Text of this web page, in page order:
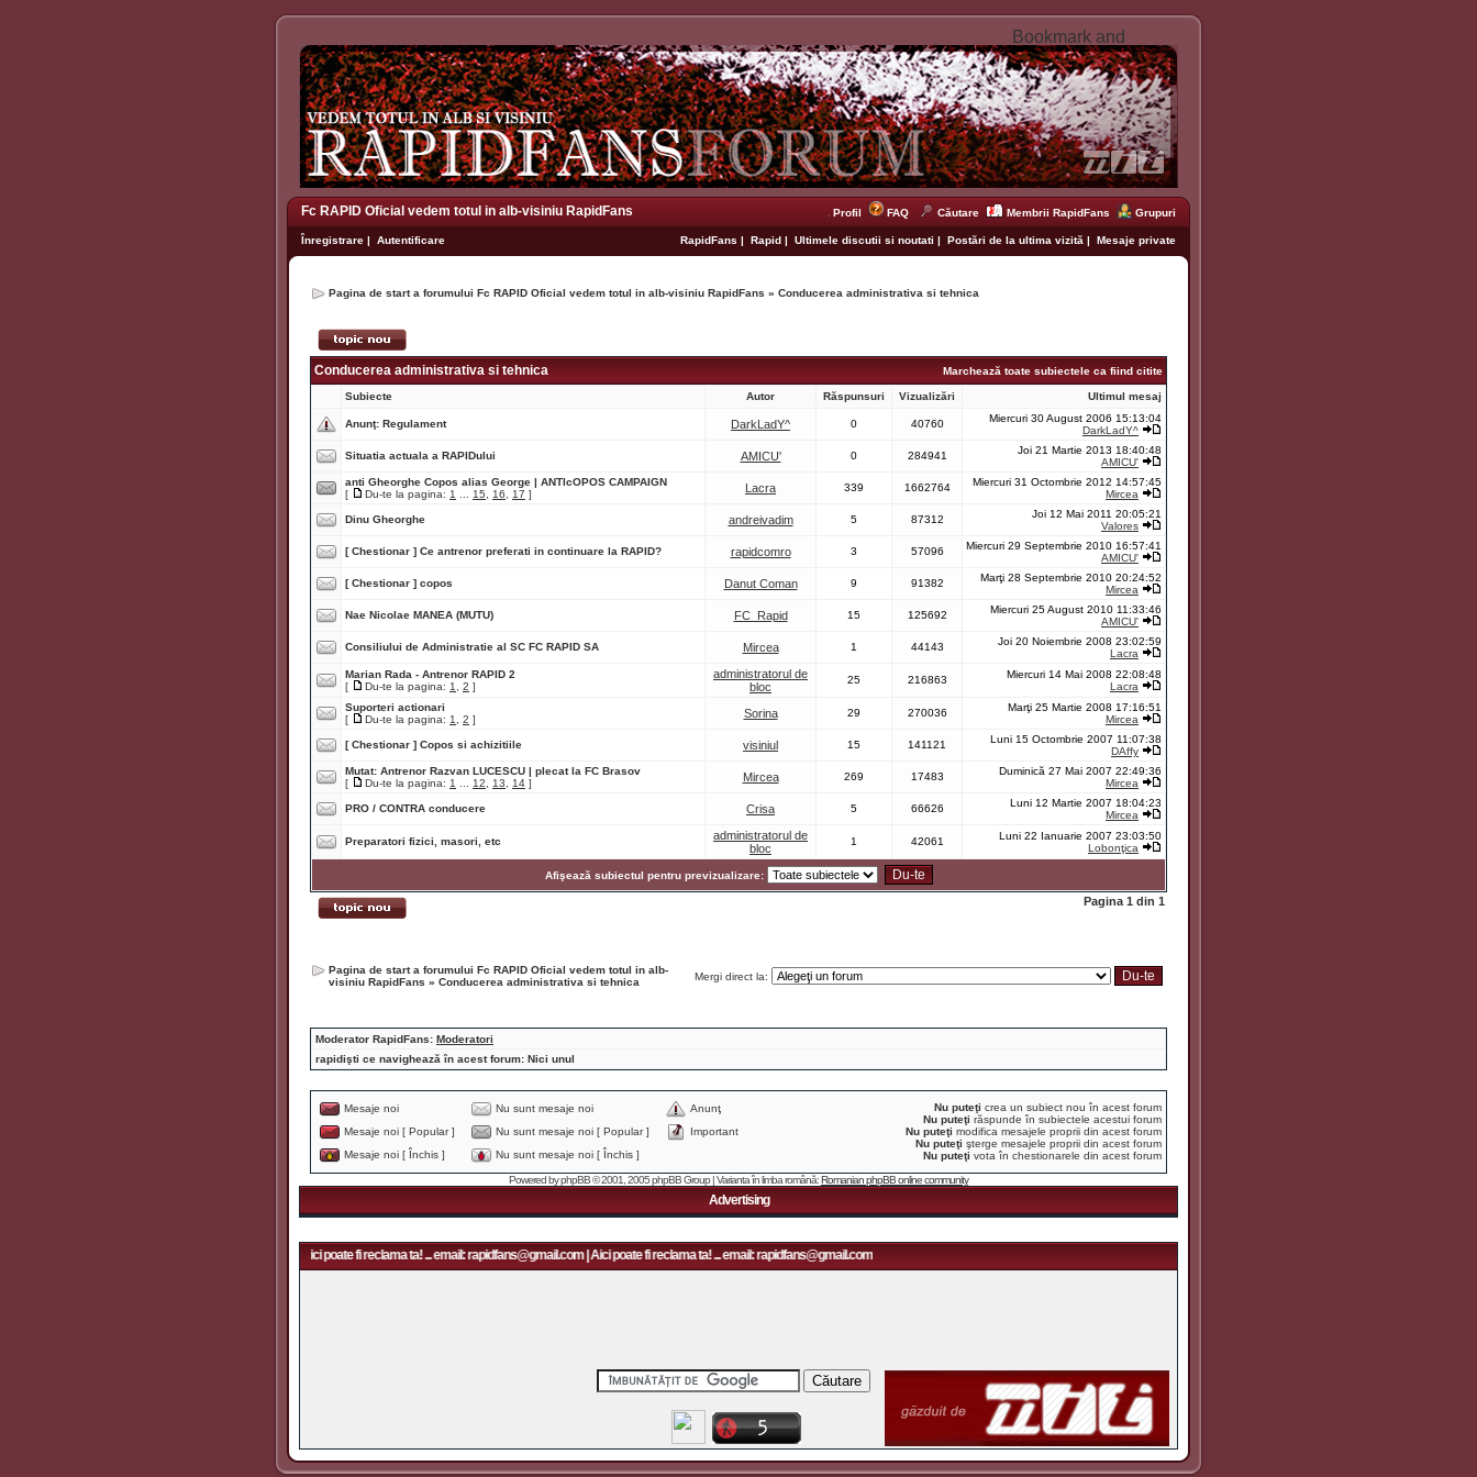
Fc RAPID Oficial vedem totul in alb-visiniu RapidFans Profil FAQ Căutare Membrii RapidFans Grupuri
Înregistrare | Autentificare RapidFans | Rapid | Ultimele discutii si noutati | Postări de la ultima vizită | Mesaje private
Pagina de start a forumului Fc RAPID Oficial vedem totul in alb-visiniu RapidFans » Conducerea administrativa si tehnica
Conducerea administrativa si tehnica Marchează toate subiectele ca fiind citite
Subiecte Autor Răspunsuri Vizualizări Ultimul mesaj
Anunţ: Regulament DarkLadY^ 0 40760
Miercuri 30 August 2006 15:13:04
DarkLadY^
Situatia actuala a RAPIDului AMICU' 0 284941
Joi 21 Martie 2013 18:40:48
AMICU'
anti Gheorghe Copos alias George | ANTIcOPOS CAMPAIGN
[
Du-te la pagina: 1 15 16 17 ] Lacra 339 1662764
Miercuri 31 Octombrie 2012 14:57:45
Mircea
Dinu Gheorghe andreivadim 5 87312
Joi 12 Mai 2011 20:05:21
Valores
[ Chestionar ] Ce antrenor preferati in continuare la RAPID? rapidcomro 3 57096
Miercuri 29 Septembrie 2010 16:57:41
AMICU'
[ Chestionar ] copos Danut Coman 9 91382
Marţi 28 Septembrie 2010 20:24:52
Mircea
Nae Nicolae MANEA (MUTU) FC_Rapid 15 125692
Miercuri 25 August 2010 11:33:46
AMICU'
Consiliului de Administratie al SC FC RAPID SA Mircea 1 44143
Joi 20 Noiembrie 2008 23:02:59
Lacra
Marian Rada - Antrenor RAPID 2
[
Du-te la pagina: 1 2 ]
administratorul de
bloc
25 216863
Miercuri 14 Mai 2008 22:08:48
Lacra
Suporteri actionari
[
Du-te la pagina: 1 2 ] Sorina 29 270036
Marţi 25 Martie 2008 17:16:51
Mircea
[ Chestionar ] Copos si achizitiile visiniul 15 141121
Luni 15 Octombrie 2007 11:07:38
DAffy
Mutat: Antrenor Razvan LUCESCU | plecat la FC Brasov
[
Du-te la pagina: 1 12 13 14 ] Mircea 269 17483
Duminică 27 Mai 2007 22:49:36
Mircea
PRO / CONTRA conducere Crisa 5 66626
Luni 12 Martie 2007 18:04:23
Mircea
Preparatori fizici, masori, etc
administratorul de
bloc
1 42061
Luni 22 Ianuarie 2007 23:03:50
Lobonţica
Afişează subiectul pentru previzualizare:
Pagina 1 din 1
Pagina de start a forumului Fc RAPID Oficial vedem totul in alb-
visiniu RapidFans » Conducerea administrativa si tehnica Mergi direct la:
Moderator RapidFans: Moderatori
rapidişti ce navighează în acest forum: Nici unul
Mesaje noi Nu sunt mesaje noi
Anunţ
Mesaje noi [ Popular ]
Nu sunt mesaje noi [ Popular ]
Important
Mesaje noi [ Închis ]
Nu sunt mesaje noi [ Închis ]
Nu puteţi crea un subiect nou în acest forum
Nu puteţi răspunde în subiectele acestui forum
Nu puteţi modifica mesajele proprii din acest forum
Nu puteţi şterge mesajele proprii din acest forum
Nu puteţi vota în chestionarele din acest forum
Powered byphpBB© 2001, 2005 phpBB Group | Varianta în limba română:Romanian phpBB online community
Advertising
poate fi reclama ta! ... email: rapidfans@gmail.com | Aici poate fi reclama ta! ... email: rapidfans@gmail.com | Aici poate fi reclama ta! ... email: rapidfans@gmail.com